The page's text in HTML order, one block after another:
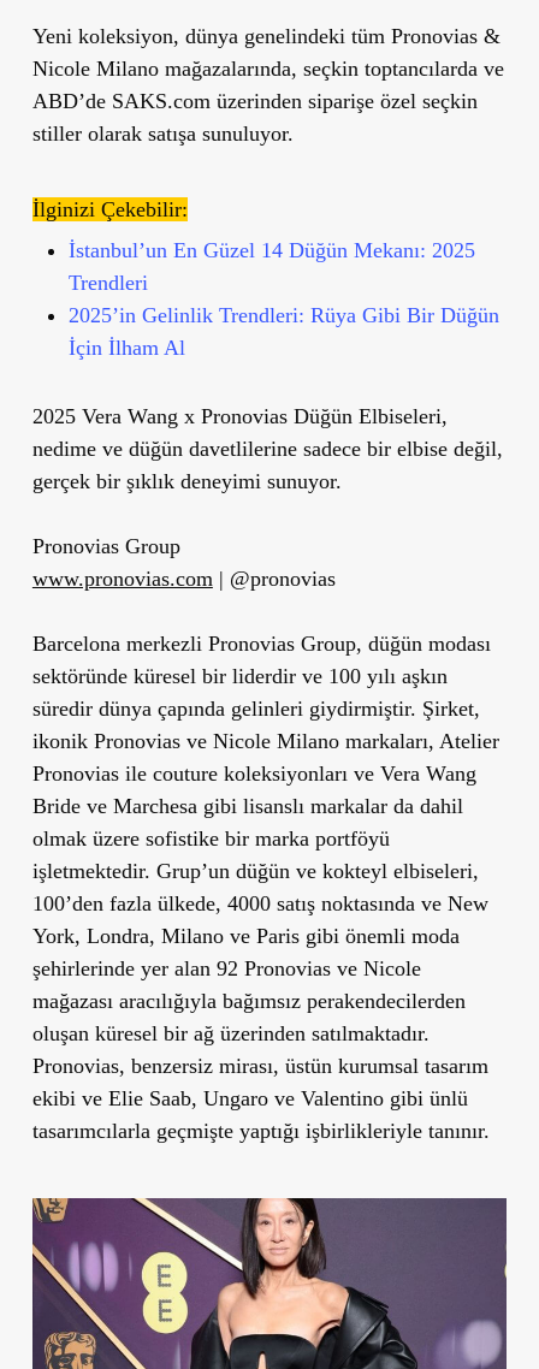
Yeni koleksiyon, dünya genelindeki tüm Pronovias &
Nicole Milanomağazalarında, seçkin toptancılarda ve
ABD’de SAKS.com üzerinden siparişe özel seçkin
stiller olarak satışa sunuluyor.
İlginizi Çekebilir:
İstanbul’un En Güzel 14 Düğün Mekanı: 2025
Trendleri
2025’in Gelinlik Trendleri: Rüya Gibi Bir Düğün
İçin İlham Al
2025 Vera Wang x Pronovias Düğün Elbiseleri,
nedime ve düğün davetlilerine sadece bir elbise değil,
gerçek bir şıklık deneyimi sunuyor.
Pronovias Group
www.pronovias.com | @pronovias
Barcelona merkezli Pronovias Group, düğün modası
sektöründe küresel bir liderdir ve 100 yılı aşkın
süredir dünya çapında gelinleri giydirmiştir. Şirket,
ikonik Pronovias ve Nicole Milano markaları, Atelier
Pronovias ile couture koleksiyonları ve Vera Wang
Bride ve Marchesa gibi lisanslı markalar da dahil
olmak üzere sofistike bir marka portföyü
işletmektedir. Grup’un düğün ve kokteyl elbiseleri,
100’den fazla ülkede, 4000 satış noktasında ve New
York, Londra, Milano ve Paris gibi önemli moda
şehirlerinde yer alan 92 Pronovias ve Nicole
mağazası aracılığıyla bağımsız perakendecilerden
oluşan küresel bir ağ üzerinden satılmaktadır.
Pronovias, benzersiz mirası, üstün kurumsal tasarım
ekibi ve Elie Saab, Ungaro ve Valentino gibi ünlü
tasarımcılarla geçmişte yaptığı işbirlikleriyle tanınır.